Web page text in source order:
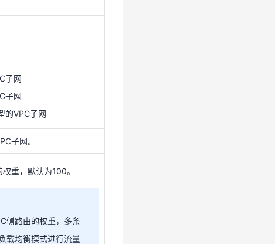
网
的VPC子网
子网。
权重，默认为100。
载均衡模式进行流量
越大，表示该路由优
子网
子网
的VPC子网
子网。
重，默认为100。
侧路由的权重，多条
载均衡模式进行流量